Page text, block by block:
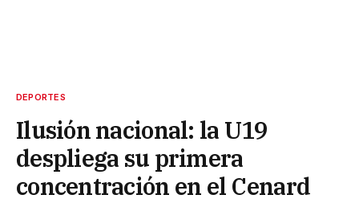
DEPORTES
Ilusión nacional: la U19
despliega su primera
concentración en el Cenard